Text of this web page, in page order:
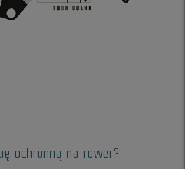
ochronną na rower?